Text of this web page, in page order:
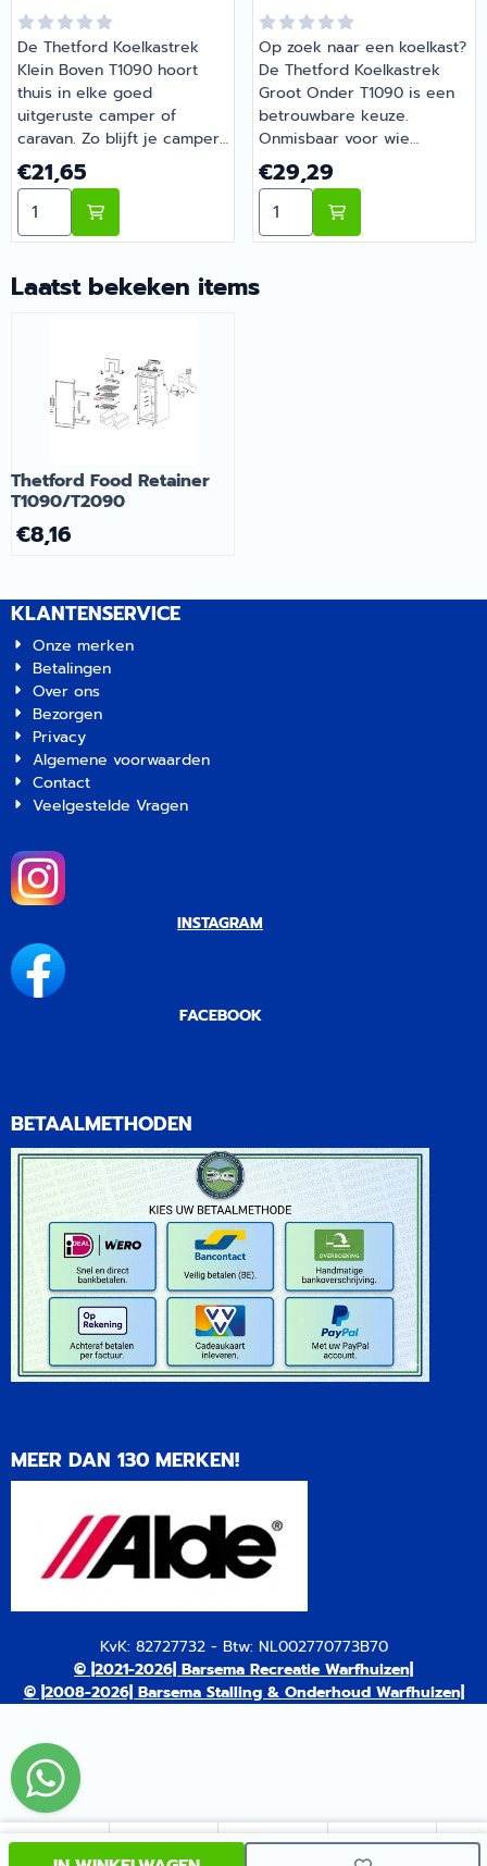
De Thetford Koelkastrek
Klein Boven T1090 hoort
thuis in elke goed
uitgeruste camper of
caravan. Zo blijft je camper
of caravan goed
onderhouden en compleet.
Heb je vragen over de
juiste keuze? Barsema
je mee.
Prijs: 21,65
€21,65
Aantal kiezen voor Thetford Koelkastrek Klein Boven
Op zoek naar een koelkast?
De Thetford Koelkastrek
Groot Onder T1090 is een
betrouwbare keuze.
Onmisbaar voor wie
comfortabel op pad gaat
met de camper of caravan.
Bestel dit onderdeel
eenvoudig online bij
Prijs: 29,29
€29,29
Aantal kiezen voor
Laatst bekeken items
Thetford Food Retainer
T1090/T2090
€8,16
KLANTENSERVICE
Onze merken
Betalingen
Over ons
Bezorgen
Privacy
Algemene voorwaarden
Contact
Veelgestelde Vragen
INSTAGRAM
FACEBOOK
BETAALMETHODEN
MEER DAN 130 MERKEN!
KvK: 82727732 - Btw: NL002770773B70
© |2021-2026| Barsema Recreatie Warfhuizen|
© |2008-2026| Barsema Stalling & Onderhoud Warfhuizen|